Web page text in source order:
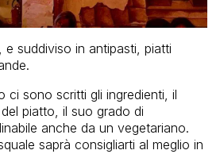
suddiviso in antipasti, piatti
ci sono scritti gli ingredienti, il
piatto, il suo grado di
anche da un vegetariano.
saprà consigliarti al meglio in